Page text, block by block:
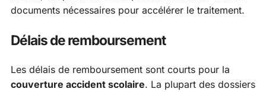
documents nécessaires pour accélérer le traitement.
Délais de remboursement
Les délais de remboursement sont courts pour la
couverture accident scolaire. La plupart des dossiers